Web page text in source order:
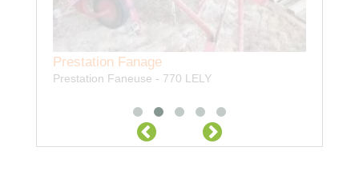
Prestation Fanage
Prestation Faneuse - 770 LELY